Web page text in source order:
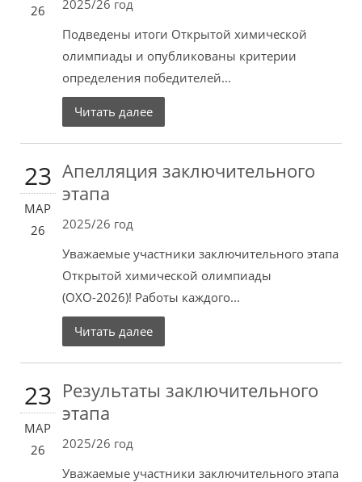
26
2025/26 год
Подведены итоги Открытой химической
олимпиады и опубликованы критерии
определения победителей...
Читать далее
23
МАР
26
Апелляция заключительного
этапа
2025/26 год
Уважаемые участники заключительного этапа
Открытой химической олимпиады
(ОХО-2026)! Работы каждого...
Читать далее
23
МАР
26
Результаты заключительного
этапа
2025/26 год
Уважаемые участники заключительного этапа